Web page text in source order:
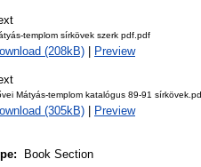
templom sírkövek szerk pdf.pdf
(208kB) Preview
Mátyás-templom katalógus 89-91
(305kB) Preview
Book Section